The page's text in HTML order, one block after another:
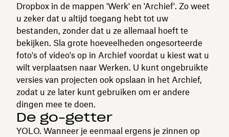
Dropbox in de mappen 'Werk' en 'Archief'. Zo weet
u zeker dat u altijd toegang hebt tot uw
bestanden, zonder dat u ze allemaal hoeft te
bekijken. Sla grote hoeveelheden ongesorteerde
foto's of video's op in Archief voordat u kiest wat u
wilt verplaatsen naar Werken. U kunt ongebruikte
versies van projecten ook opslaan in het Archief,
zodat u ze later kunt gebruiken om er andere
dingen mee te doen.
De go-getter
YOLO. Wanneer je eenmaal ergens je zinnen op